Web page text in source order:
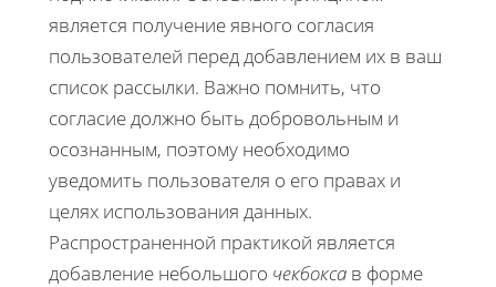
является получение явного согласия
пользователей перед добавлением их в ваш
список рассылки. Важно помнить, что
согласие должно быть добровольным и
осознанным, поэтому необходимо
уведомить пользователя о его правах и
целях использования данных.
Распространенной практикой является
добавление небольшого чекбокса в форме